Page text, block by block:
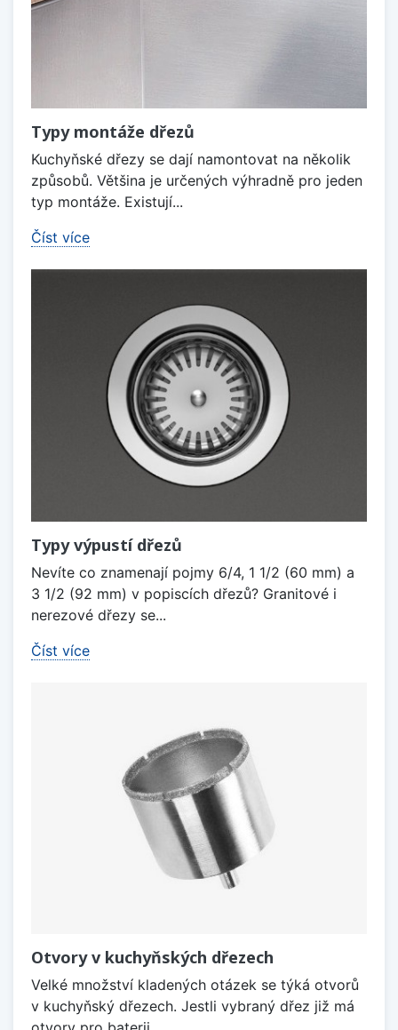
Typy montáže dřezů
Kuchyňské dřezy se dají namontovat na několik
způsobů. Většina je určených výhradně pro jeden
typ montáže. Existují...
Číst více
Typy výpustí dřezů
Nevíte co znamenají pojmy 6/4, 1 1/2 (60 mm) a
3 1/2 (92 mm) v popiscích dřezů? Granitové i
nerezové dřezy se...
Číst více
Otvory v kuchyňských dřezech
Velké množství kladených otázek se týká otvorů
v kuchyňský dřezech. Jestli vybraný dřez již má